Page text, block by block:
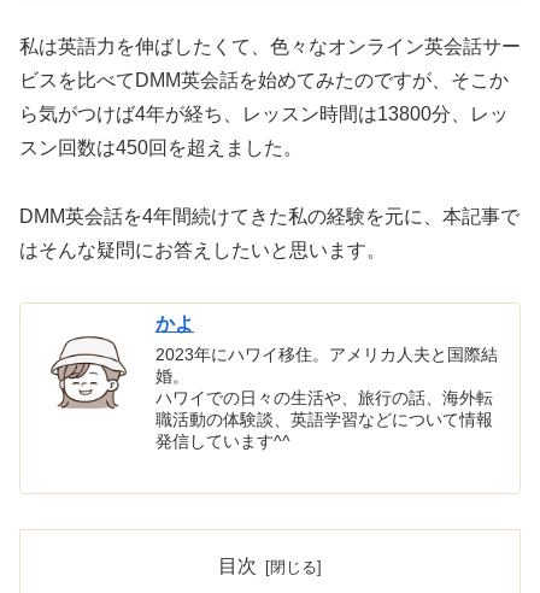
私は英語力を伸ばしたくて、色々なオンライン英会話サー
ビスを比べてDMM英会話を始めてみたのですが、そこか
ら気がつけば4年が経ち、レッスン時間は13800分、レッ
スン回数は450回を超えました。
DMM英会話を4年間続けてきた私の経験を元に、本記事で
はそんな疑問にお答えしたいと思います。
かよ
2023年にハワイ移住。アメリカ人夫と国際結
婚。
ハワイでの日々の生活や、旅行の話、海外転
職活動の体験談、英語学習などについて情報
発信しています^^
目次